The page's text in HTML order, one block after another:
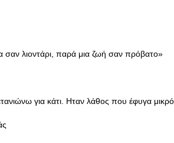
σαν λιοντάρι, παρά μια ζωή σαν πρόβατο»
για κάτι. Ηταν λάθος που έφυγα